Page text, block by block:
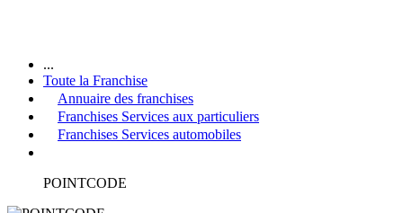
...
Toute la Franchise
Annuaire des franchises
Franchises Services aux particuliers
Franchises Services automobiles
POINTCODE